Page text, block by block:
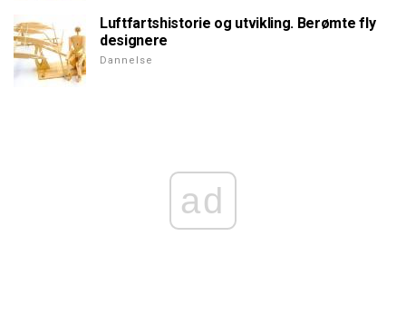
Luftfartshistorie og utvikling. Berømte fly
designere
Dannelse
ad